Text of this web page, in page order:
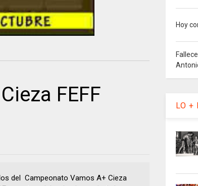
FEFF
del Campeonato Vamos A+ Cieza
Hoy
LO +